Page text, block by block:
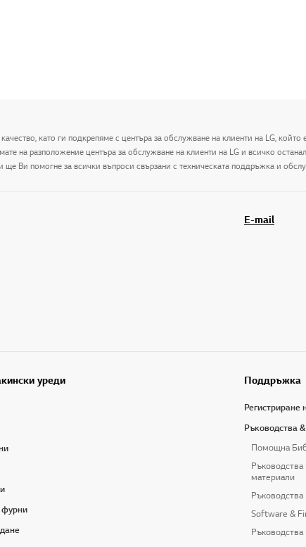
като ги подкрепяме с центъра за обслужване на клиенти на LG,
на разположение центъра за обслужване на клиенти на LG и всичко
ще Ви помогне за всички въпроси свързани с техническата поддръжка и
E-mail
уреди Поддръжка
Регистриране
Ръководства
Помощна
материали
Ръководства
Software &